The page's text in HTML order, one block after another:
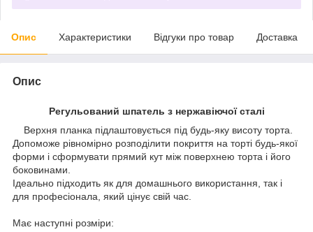
Опис Характеристики Відгуки про товар Доставка
Опис
Регульований шпатель з нержавіючої сталі
Верхня планка підлаштовується під будь-яку висоту торта.
Допоможе рівномірно розподілити покриття на торті будь-якої
форми і сформувати прямий кут між поверхнею торта і його
боковинами.
Ідеально підходить як для домашнього використання, так і
для професіонала, який цінує свій час.
Має наступні розміри: